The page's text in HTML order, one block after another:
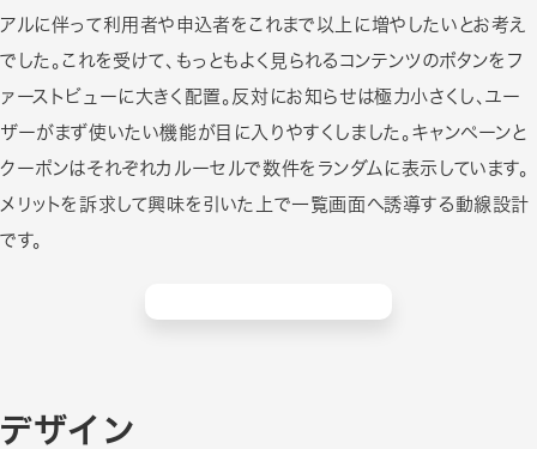
アルに伴って利用者や申込者をこれまで以上に増やしたいとお考え
でした。これを受けて、もっともよく見られるコンテンツのボタンをフ
ァーストビューに大きく配置。反対にお知らせは極力小さくし、ユー
ザーがまず使いたい機能が目に入りやすくしました。キャンペーンと
クーポンはそれぞれカルーセルで数件をランダムに表示しています。
メリットを訴求して興味を引いた上で一覧画面へ誘導する動線設計
です。
デザイン